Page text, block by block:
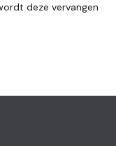
deze vervangen